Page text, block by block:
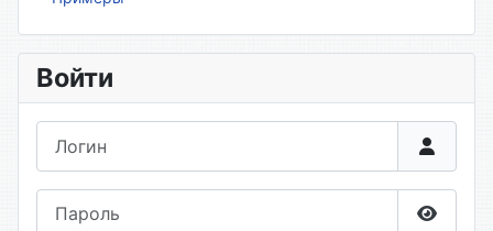
Войти